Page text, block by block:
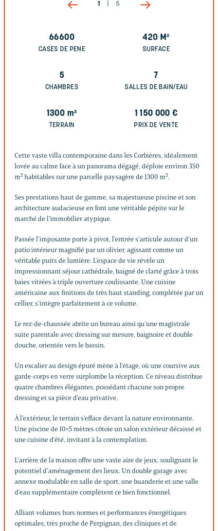
1 5
66600
CASES DE PENE
420 M²
SURFACE
5
CHAMBRES
7
SALLES DE BAIN/EAU
1300 m²
TERRAIN
1 150 000€
PRIX DE VENTE
Cette vaste villa contemporaine dans les Corbières, idéalement
lovée au calme face à un panorama dégagé, déploie environ 350
m² habitables sur une parcelle paysagère de 1300 m².
Ses prestations haut de gamme, sa majestueuse piscine et son
architecture audacieuse en font une véritable pépite sur le
marché de l’immobilier atypique.
Passée l’imposante porte à pivot, l’entrée s’articule autour d’un
patio intérieur magnifié par un olivier, agissant comme un
véritable puits de lumière. L’espace de vie révèle un
impressionnant séjour cathédrale, baigné de clarté grâce à trois
baies vitrées à triple ouverture coulissante. Une cuisine
américaine aux finitions de très haut standing, complétée par un
cellier, s’intègre parfaitement à ce volume.
Le rez-de-chaussée abrite un bureau ainsi qu’une magistrale
suite parentale avec dressing sur mesure, baignoire et double
douche, orientée vers le bassin.
Un escalier au design épuré mène à l’étage, où une coursive aux
garde-corps en verre surplombe la réception. Ce niveau distribue
quatre chambres élégantes, possédant chacune son propre
dressing et sa pièce d’eau privative.
À l’extérieur, le terrain s’efface devant la nature environnante.
Une piscine de 10×5 mètres côtoie un salon extérieur décaissé et
une cuisine d’été, invitant à la contemplation.
L’arrière de la maison offre une vaste aire de jeux, soulignant le
potentiel d’aménagement des lieux. Un double garage avec
annexe modulable en salle de sport, une buanderie et une salle
d’eau supplémentaire complètent ce bien fonctionnel.
Alliant volumes hors normes et performances énergétiques
optimales, très proche de Perpignan, des cliniques et de